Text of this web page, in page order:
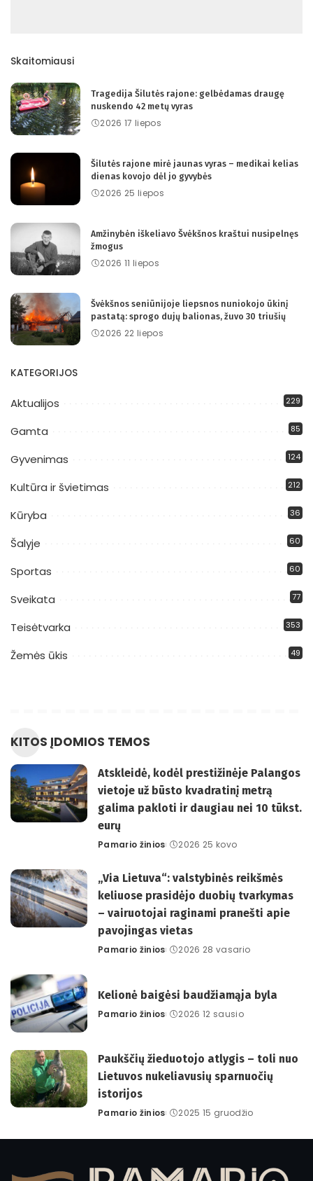
Skaitomiausi
Tragedija Šilutės rajone: gelbėdamas draugę
nuskendo 42 metų vyras
2026 17 liepos
Šilutės rajone mirė jaunas vyras – medikai kelias
dienas kovojo dėl jo gyvybės
2026 25 liepos
Amžinybėn iškeliavo Švėkšnos kraštui nusipelnęs
žmogus
2026 11 liepos
Švėkšnos seniūnijoje liepsnos nuniokojo ūkinį
pastatą: sprogo dujų balionas, žuvo 30 triušių
2026 22 liepos
KATEGORIJOS
Aktualijos 229
Gamta 85
Gyvenimas 124
Kultūra ir švietimas 212
Kūryba 36
Šalyje 60
Sportas 60
Sveikata 77
Teisėtvarka 353
Žemės ūkis 49
KITOS ĮDOMIOS TEMOS
Atskleidė, kodėl prestižinėje Palangos
vietoje už būsto kvadratinį metrą
galima pakloti ir daugiau nei 10 tūkst.
eurų
Posted
Pamario žinios 2026 25 kovo
„Via Lietuva“: valstybinės reikšmės
keliuose prasidėjo duobių tvarkymas
– vairuotojai raginami pranešti apie
pavojingas vietas
Posted
Pamario žinios 2026 28 vasario
Kelionė baigėsi baudžiamąja byla
Posted
Pamario žinios 2026 12 sausio
Paukščių žieduotojo atlygis – toli nuo
Lietuvos nukeliavusių sparnuočių
istorijos
Posted
Pamario žinios 2025 15 gruodžio